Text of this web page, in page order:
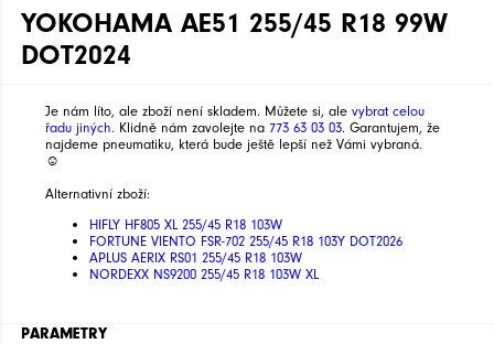
YOKOHAMA AE51 255/45 R18 99W
DOT2024
Je nám líto, ale zboží není skladem. Můžete si, ale vybrat celou
řadu jiných. Klidně nám zavolejte na 773 63 03 03. Garantujem, že
najdeme pneumatiku, která bude ještě lepší než Vámi vybraná.
☺
Alternativní zboží:
HIFLY HF805 XL 255/45 R18 103W
FORTUNE VIENTO FSR-702 255/45 R18 103Y DOT2026
APLUS AERIX RS01 255/45 R18 103W
NORDEXX NS9200 255/45 R18 103W XL
PARAMETRY